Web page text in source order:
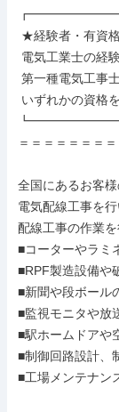
＝＝＝＝＝＝＝
全国にあるお客様
電気配線工事を行
配線工事の作業
■コーターやラミ
■RPF製造設備や
■新聞や段ボール
■監視モニタや放
■駅ホームドアや
■制御回路設計、
■工場メンテナン